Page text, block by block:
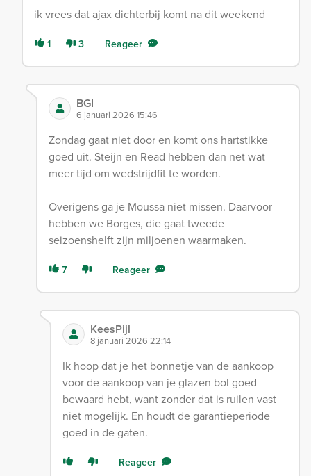
ik vrees dat ajax dichterbij komt na dit weekend
1 3 Reageer
BGI
6 januari 2026 15:46
Zondag gaat niet door en komt ons hartstikke
goed uit. Steijn en Read hebben dan net wat
meer tijd om wedstrijdfit te worden.
Overigens ga je Moussa niet missen. Daarvoor
hebben we Borges, die gaat tweede
seizoenshelft zijn miljoenen waarmaken.
7 Reageer
KeesPijl
8 januari 2026 22:14
Ik hoop dat je het bonnetje van de aankoop
voor de aankoop van je glazen bol goed
bewaard hebt, want zonder dat is ruilen vast
niet mogelijk. En houdt de garantieperiode
goed in de gaten.
Reageer